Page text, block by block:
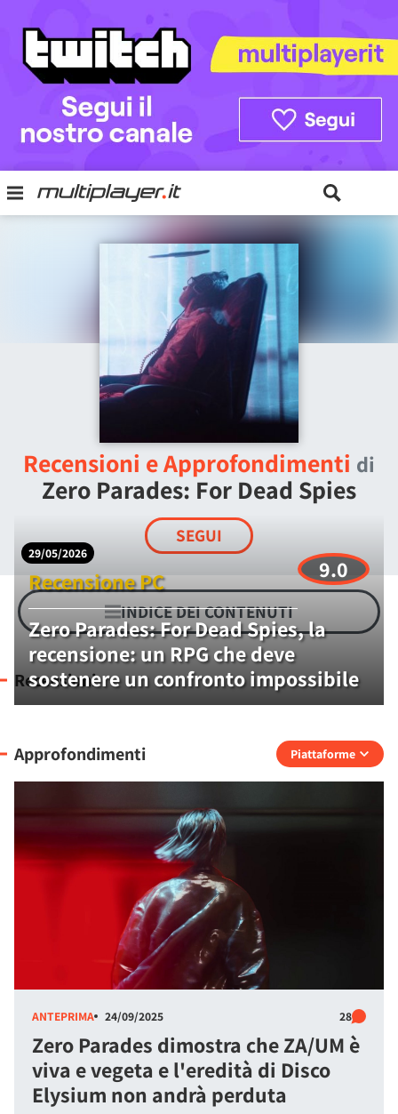
Recensioni e Approfondimenti di
Zero Parades: For Dead Spies
SEGUI
INDICE DEI CONTENUTI
Recensioni
29/05/2026
Recensione PC 9.0
Zero Parades: For Dead Spies, la
recensione: un RPG che deve
sostenere un confronto impossibile
Approfondimenti Piattaforme
ANTEPRIMA 24/09/2025 28
Zero Parades dimostra che ZA/UM è
viva e vegeta e l'eredità di Disco
Elysium non andrà perduta